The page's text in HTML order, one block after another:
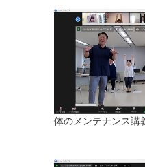
体のメンテナンス